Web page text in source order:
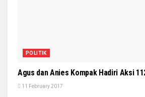
POLITIK
Agus dan Anies Kompak Hadiri Aksi
11 February 2017